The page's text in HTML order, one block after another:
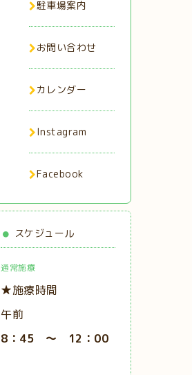
駐車場案内
お問い合わせ
カレンダー
Instagram
Facebook
スケジュール
通常施療
★施療時間
午前
8：45 ～ 12：00